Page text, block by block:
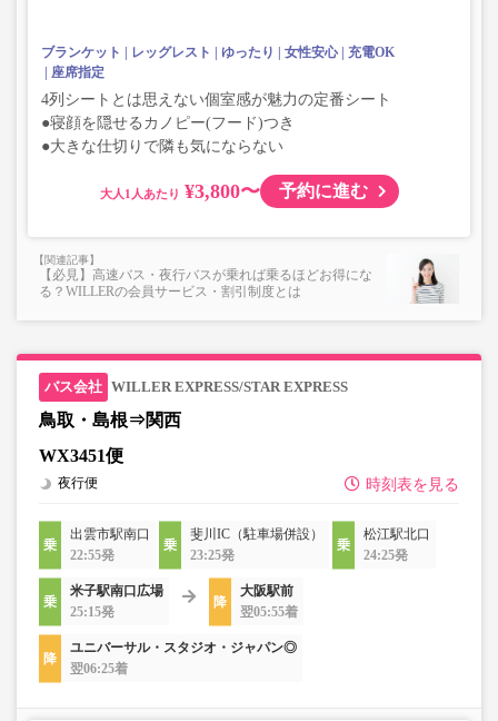
ブランケット レッグレスト ゆったり 女性安心
充電OK
座席指定
4列シートとは思えない個室感が魅力の定番シート
●寝顔を隠せるカノピー(フード)つき
●大きな仕切りで隣も気にならない
大人 ¥3,800〜 予約に進む
【必見】高速バス・夜行バスが乗れば乗るほどお得にな
る？WILLERの会員サービス・割引制度とは
WILLER EXPRESS/STAR EXPRESS
鳥取・島根⇒関西
WX3451便
時刻表を見る
夜行便
出雲市駅南口
22:55発
斐川IC（駐車場併設）
23:25発
松江駅北口
24:25発
米子駅南口広場
25:15発
大阪駅前
翌05:55着
ユニバーサル・スタジオ・ジャパン◎
翌06:25着